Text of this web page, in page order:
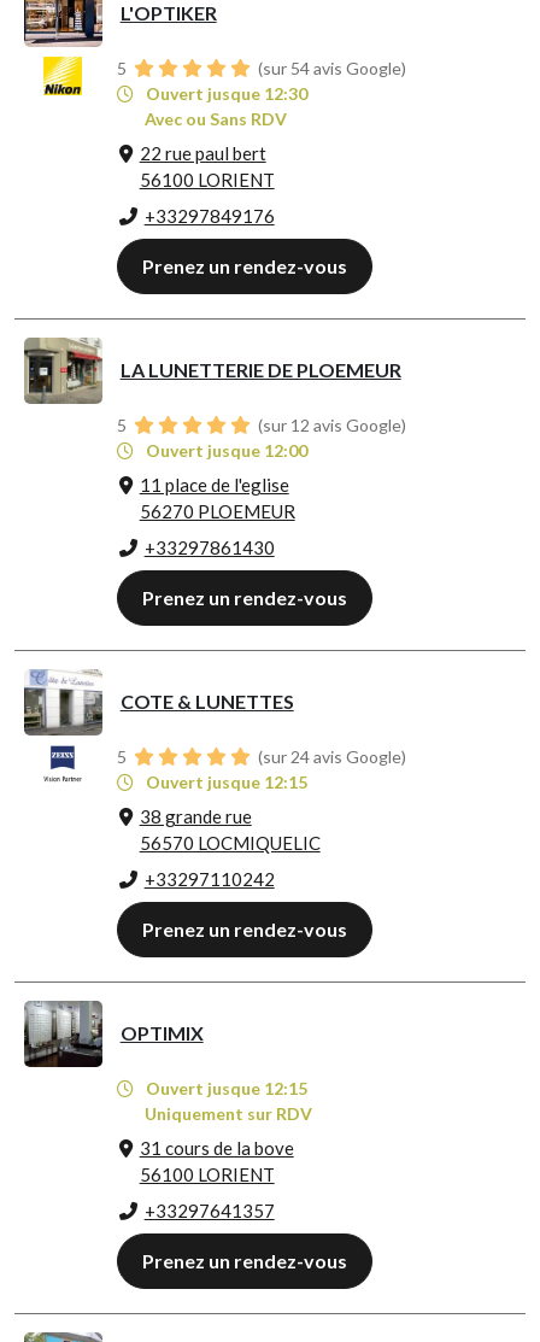
L'OPTIKER
5
(sur 54 avis Google)
Ouvert jusque 12:30
Avec ou Sans RDV
22 rue paul bert
56100 LORIENT
+33297849176
Prenez un rendez-vous
LA LUNETTERIE DE PLOEMEUR
5
(sur 12 avis Google)
Ouvert jusque 12:00
11 place de l'eglise
56270 PLOEMEUR
+33297861430
Prenez un rendez-vous
COTE & LUNETTES
5
(sur 24 avis Google)
Ouvert jusque 12:15
38 grande rue
56570 LOCMIQUELIC
+33297110242
Prenez un rendez-vous
OPTIMIX
Ouvert jusque 12:15
Uniquement sur RDV
31 cours de la bove
56100 LORIENT
+33297641357
Prenez un rendez-vous